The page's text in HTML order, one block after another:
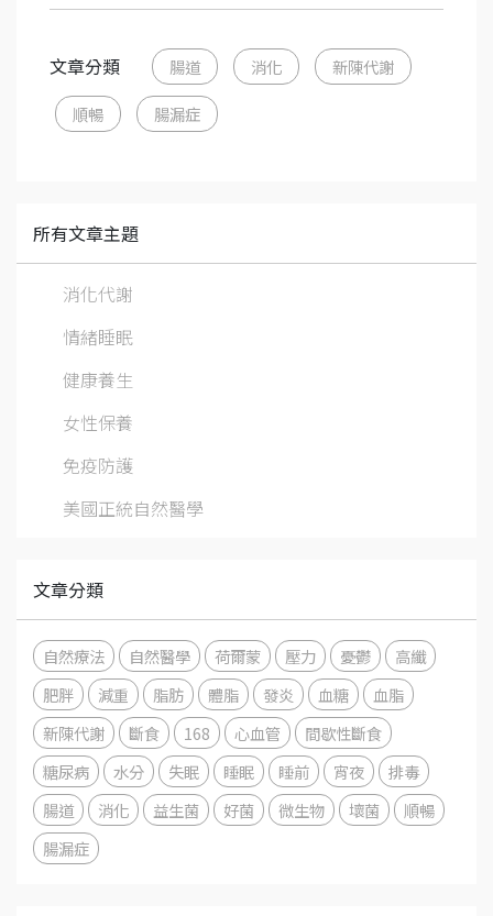
文章分類 腸道 消化 新陳代謝
順暢 腸漏症
所有文章主題
消化代謝
情緒睡眠
健康養生
女性保養
免疫防護
美國正統自然醫學
文章分類
自然療法 自然醫學 荷爾蒙 壓力 憂鬱
高纖
肥胖
減重 脂肪 體脂 發炎 血糖
血脂
新陳代謝
斷食 168 心血管
間歇性斷食
糖尿病
水分 失眠 睡眠 睡前 宵夜
排毒
腸道
消化 益生菌 好菌 微生物 壞菌
順暢
腸漏症